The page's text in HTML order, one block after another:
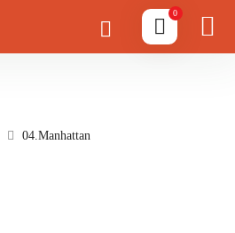
0
04.Manhattan